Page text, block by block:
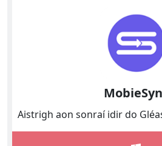
Aistrigh aon sonraí idir do